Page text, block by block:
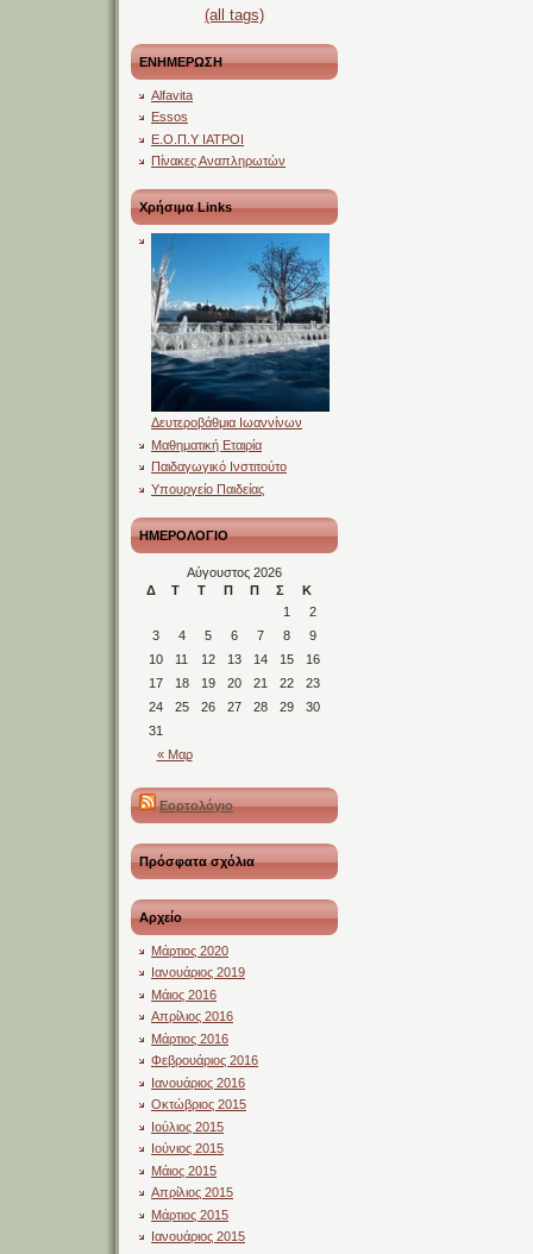
(all tags)
ΕΝΗΜΕΡΩΣΗ
Alfavita
Essos
Ε.Ο.Π.Υ ΙΑΤΡΟΙ
Πίνακες Αναπληρωτών
Χρήσιμα Links
Δευτεροβάθμια Ιωαννίνων
Μαθηματική Εταιρία
Παιδαγωγικό Ινστιτούτο
Υπουργείο Παιδείας
ΗΜΕΡΟΛΟΓΙΟ
Αύγουστος 2026
Δ
Τ Τ Π Π Σ Κ
« Μαρ
1
2
3
4 5 6 7 8
9
10
11 12 13 14 15
16
17
18 19 20 21 22
23
24
25 26 27 28 29
30
31
Εορτολόγιο
Πρόσφατα σχόλια
Αρχείο
Μάρτιος 2020
Ιανουάριος 2019
Μάιος 2016
Απρίλιος 2016
Μάρτιος 2016
Φεβρουάριος 2016
Ιανουάριος 2016
Οκτώβριος 2015
Ιούλιος 2015
Ιούνιος 2015
Μάιος 2015
Απρίλιος 2015
Μάρτιος 2015
Ιανουάριος 2015